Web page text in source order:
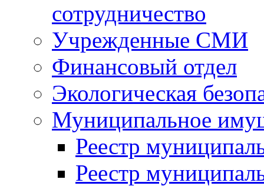
сотрудничество
Учрежденные СМИ
Финансовый отдел
Экологическая
Муниципальное
Реестр
Реестр